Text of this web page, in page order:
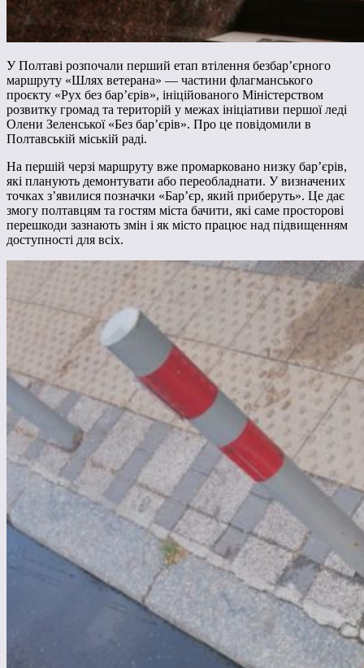
У Полтаві розпочали перший етап втілення безбар’єрного
маршруту «Шлях ветерана» — частини флагманського
проєкту «Рух без бар’єрів», ініційованого Міністерством
розвитку громад та територій у межах ініціативи першої леді
Олени Зеленської «Без бар’єрів». Про це повідомили в
Полтавській міській раді.
На першій черзі маршруту вже промарковано низку бар’єрів,
які планують демонтувати або переобладнати. У визначених
точках з’явилися позначки «Барʼєр, який приберуть». Це дає
змогу полтавцям та гостям міста бачити, які саме просторові
перешкоди зазнають змін і як місто працює над підвищенням
доступності для всіх.